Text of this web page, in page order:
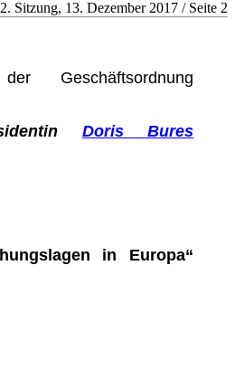
2. Sitzung, 13. Dezember 2017 / Seite 2
Doris Bures
in Europa“